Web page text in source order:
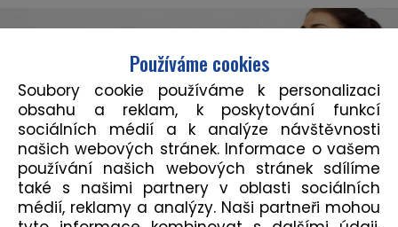
Používáme cookies
Soubory cookie používáme k personalizaci
obsahu a reklam, k poskytování funkcí
sociálních médií a k analýze návštěvnosti
našich webových stránek. Informace o vašem
používání našich webových stránek sdílíme
také s našimi partnery v oblasti sociálních
médií, reklamy a analýzy. Naši partneři mohou